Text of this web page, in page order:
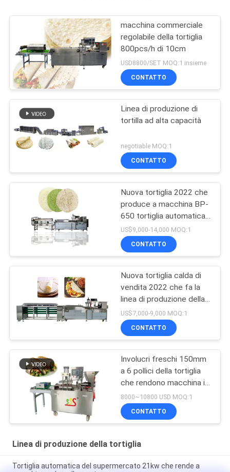
macchina commerciale
regolabile della tortiglia
800pcs/h di 10cm
USD8800/SET MOQ:1 insieme
CONTATTO
Linea di produzione di
tortilla ad alta capacità
negotiable MOQ:1
CONTATTO
Nuova tortiglia 2022 che
produce a macchina BP-
650 tortiglia automatica
che fa macchina
US$9,000-14,000 MOQ:1
CONTATTO
Nuova tortiglia calda di
vendita 2022 che fa la
linea di produzione della
tortiglia della macchina
BP-550
US$7,000-9,000 MOQ:1
CONTATTO
Involucri freschi 150mm
a 6 pollici della tortiglia
che rendono macchina in
pieno automatica
8000~10800 USD MOQ:1
CONTATTO
Linea di produzione della tortiglia
Tortiglia automatica del supermercato 21kw che rende a